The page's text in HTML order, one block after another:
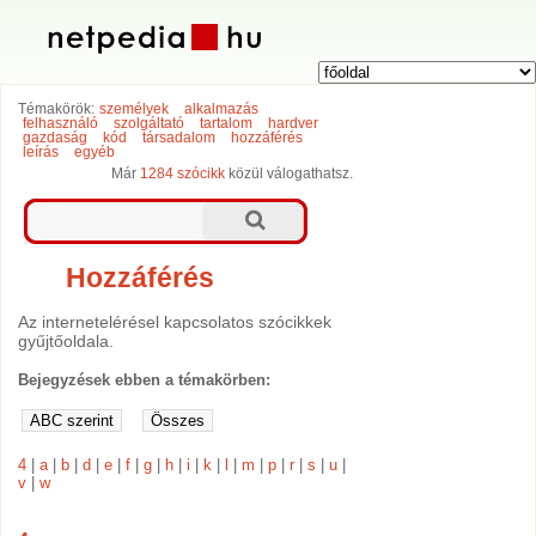
Témakörök: személyek
alkalmazás
felhasználó
szolgáltató tartalom
hardver
gazdaság
kód társadalom
hozzáférés
leírás
egyéb
Már 1284 szócikk közül válogathatsz.
Hozzáférés
Az internetelérésel kapcsolatos szócikkek
gyűjtőoldala.
Bejegyzések ebben a témakörben:
4 |a| b |d |e |f |g h |i k |m |p |r |s |u
v |w